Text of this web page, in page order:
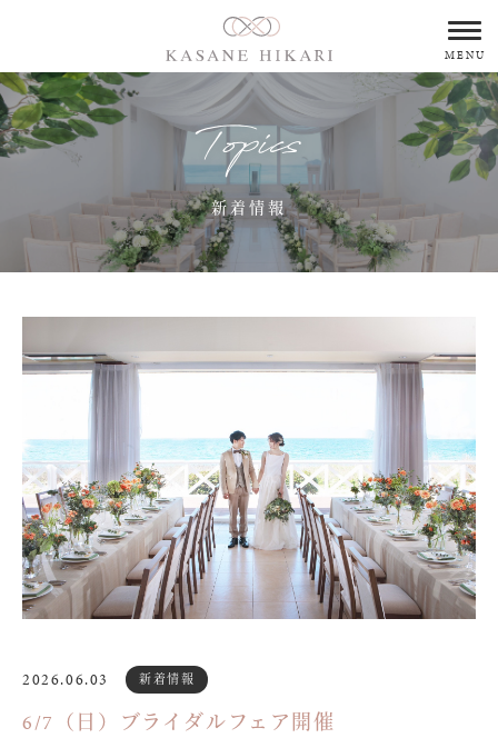
MENU
Topics
新着情報
2026.06.03 新着情報
6/7（日）ブライダルフェア開催